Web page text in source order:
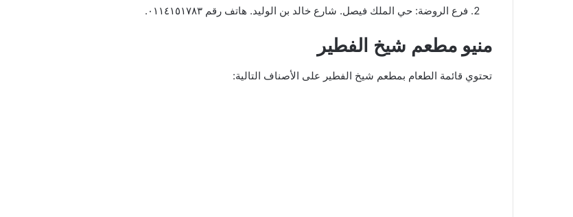
فرع الروضة: حي الملك فيصل. شارع خالد بن الوليد. هاتف رقم ٠١١٤١٥١٧٨٣.
منيو مطعم شيخ الفطير
تحتوي قائمة الطعام بمطعم شيخ الفطير على الأصناف التالية: